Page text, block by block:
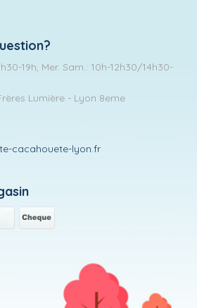
19h, Mer. Sam.: 10h-12h30/14h30-
Lumière - Lyon 8eme
cacahouete-lyon.fr